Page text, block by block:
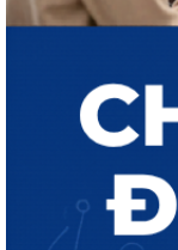
THÔNG BÁO Công
năm 2026